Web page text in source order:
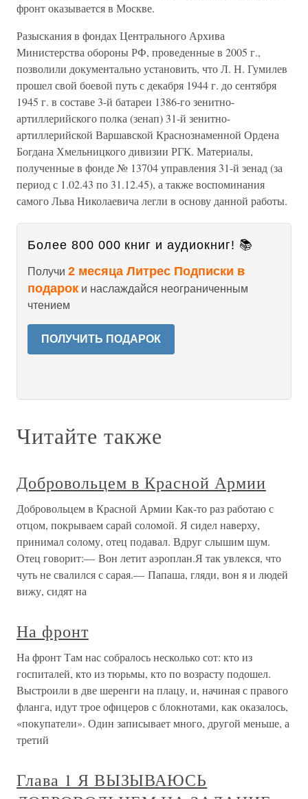
фронт оказывается в Москве.
Разыскания в фондах Центрального Архива
Министерства обороны РФ, проведенные в 2005 г.,
позволили документально установить, что Л. Н. Гумилев
прошел свой боевой путь с декабря 1944 г. до сентября
1945 г. в составе 3-й батареи 1386-го зенитно-
артиллерийского полка (зенап) 31-й зенитно-
артиллерийской Варшавской Краснознаменной Ордена
Богдана Хмельницкого дивизии РГК. Материалы,
полученные в фонде № 13704 управления 31-й зенад (за
период с 1.02.43 по 31.12.45), а также воспоминания
самого Льва Николаевича легли в основу данной работы.
Более 800 000 книг и аудиокниг! 📚
Получи 2 месяца Литрес Подписки в
подарок и наслаждайся неограниченным
чтением
ПОЛУЧИТЬ ПОДАРОК
Читайте также
Добровольцем в Красной Армии
Добровольцем в Красной Армии Как-то раз работаю с
отцом, покрываем сарай соломой. Я сидел наверху,
принимал солому, отец подавал. Вдруг слышим шум.
Отец говорит:— Вон летит аэроплан.Я так увлекся, что
чуть не свалился с сарая.— Папаша, гляди, вон я и людей
вижу, сидят на
На фронт
На фронт Там нас собралось несколько сот: кто из
госпиталей, кто из тюрьмы, кто по возрасту подошел.
Выстроили в две шеренги на плацу, и, начиная с правого
фланга, идут трое офицеров с блокнотами, как оказалось,
«покупатели». Один записывает много, другой меньше, а
третий
Глава 1 Я ВЫЗЫВАЮСЬ